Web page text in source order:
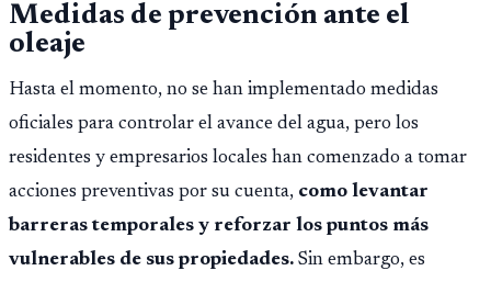
Medidas de prevención ante el
oleaje
Hasta el momento, no se han implementado medidas
oficiales para controlar el avance del agua, pero los
residentes y empresarios locales han comenzado a tomar
acciones preventivas por su cuenta, como levantar
barreras temporales y reforzar los puntos más
vulnerables de sus propiedades. Sin embargo, es